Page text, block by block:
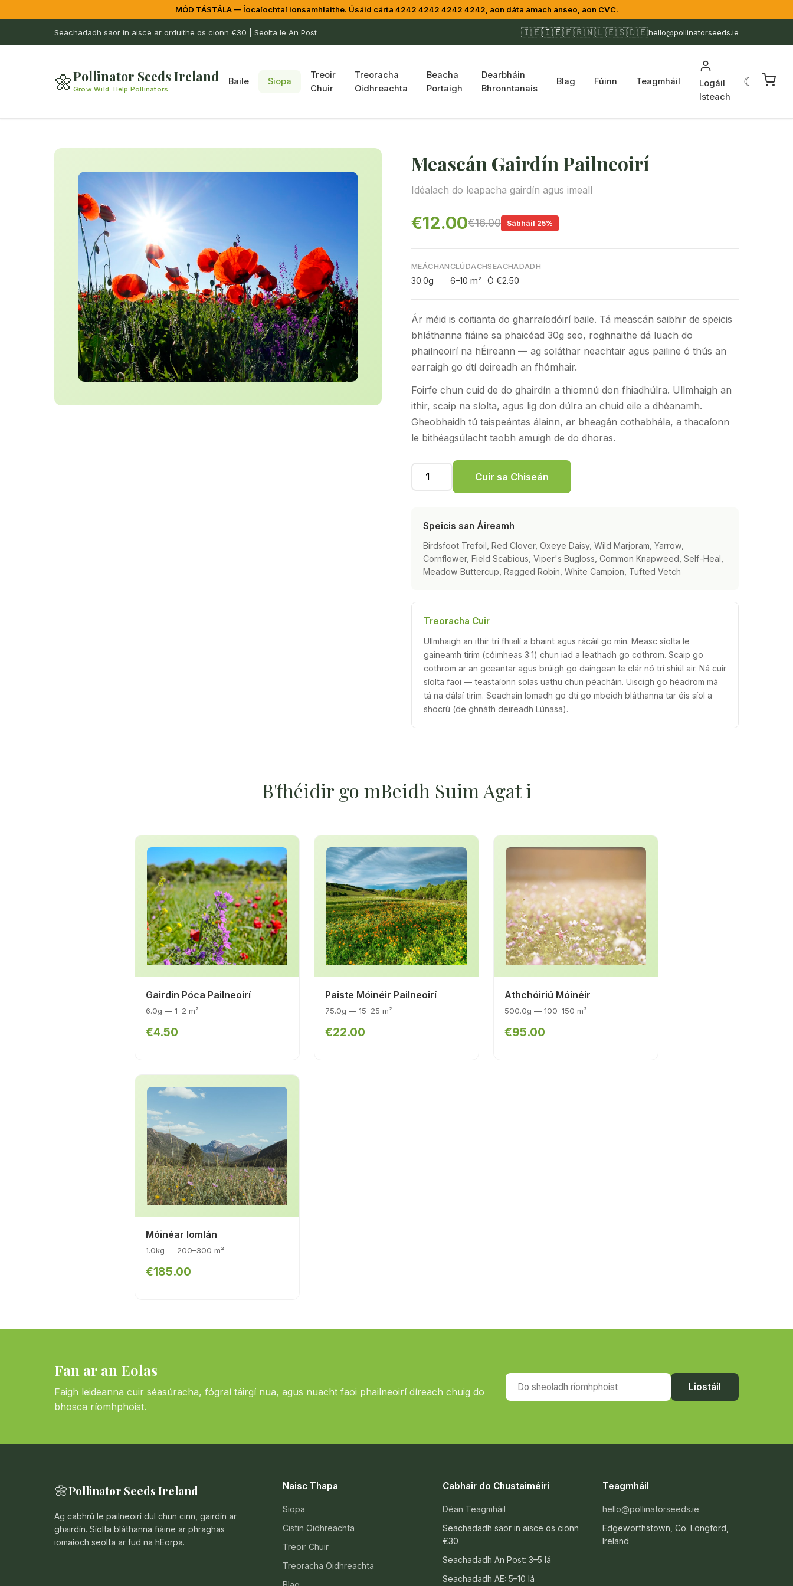
MÓD TÁSTÁLA — Íocaíochtaí ionsamhlaithe. Úsáid cárta 4242 4242 4242 4242, aon dáta amach anseo, aon CVC.
Seachadadh saor in aisce ar orduithe os cionn €30 | Seolta le An Post 🇮🇪🇮🇪🇫🇷🇳🇱🇪🇸🇩🇪hello@pollinatorseeds.ie
🌼Pollinator Seeds Ireland
Grow Wild. Help Pollinators.
Baile Siopa
Treoir
Chuir
Treoracha
Oidhreachta
Beacha
Portaigh
Dearbháin
Bhronntanais
Blag Fúinn Teagmháil
Logáil
Isteach
☾
Meascán Gairdín Pailneoirí
Idéalach do leapacha gairdín agus imeall
€12.00€16.00 Sábháil 25%
MEÁCHAN
30.0g
CLÚDACH
6–10 m²
SEACHADADH
Ó €2.50
Ár méid is coitianta do gharraíodóirí baile. Tá meascán saibhir de speicis
bhláthanna fiáine sa phaicéad 30g seo, roghnaithe dá luach do
phailneoirí na hÉireann — ag soláthar neachtair agus pailine ó thús an
earraigh go dtí deireadh an fhómhair.
Foirfe chun cuid de do ghairdín a thiomnú don fhiadhúlra. Ullmhaigh an
ithir, scaip na síolta, agus lig don dúlra an chuid eile a dhéanamh.
Gheobhaidh tú taispeántas álainn, ar bheagán cothabhála, a thacaíonn
le bithéagsúlacht taobh amuigh de do dhoras.
Cuir sa Chiseán
Speicis san Áireamh
Birdsfoot Trefoil, Red Clover, Oxeye Daisy, Wild Marjoram, Yarrow,
Cornflower, Field Scabious, Viper's Bugloss, Common Knapweed, Self-Heal,
Meadow Buttercup, Ragged Robin, White Campion, Tufted Vetch
Treoracha Cuir
Ullmhaigh an ithir trí fhiailí a bhaint agus rácáil go mín. Measc síolta le
gaineamh tirim (cóimheas 3:1) chun iad a leathadh go cothrom. Scaip go
cothrom ar an gceantar agus brúigh go daingean le clár nó trí shiúl air. Ná cuir
síolta faoi — teastaíonn solas uathu chun péacháin. Uiscigh go héadrom má
tá na dálaí tirim. Seachain lomadh go dtí go mbeidh bláthanna tar éis síol a
shocrú (de ghnáth deireadh Lúnasa).
B'fhéidir go mBeidh Suim Agat i
Gairdín Póca Pailneoirí
6.0g — 1–2 m²
€4.50
Paiste Móinéir Pailneoirí
75.0g — 15–25 m²
€22.00
Athchóiriú Móinéir
500.0g — 100–150 m²
€95.00
Móinéar Iomlán
1.0kg — 200–300 m²
€185.00
Fan ar an Eolas
Faigh leideanna cuir séasúracha, fógraí táirgí nua, agus nuacht faoi phailneoirí díreach chuig do
bhosca ríomhphoist.
Do sheoladh ríomhphoist
Liostáil
🌼Pollinator Seeds Ireland
Ag cabhrú le pailneoirí dul chun cinn, gairdín ar
ghairdín. Síolta bláthanna fiáine ar phraghas
iomaíoch seolta ar fud na hEorpa.
Naisc Thapa
Siopa
Cistin Oidhreachta
Treoir Chuir
Treoracha Oidhreachta
Cabhair do Chustaiméirí
Déan Teagmháil
Seachadadh saor in aisce os cionn
€30
Seachadadh An Post: 3–5 lá
Seachadadh AE: 5–10 lá
Teagmháil
hello@pollinatorseeds.ie
Edgeworthstown, Co. Longford,
Ireland